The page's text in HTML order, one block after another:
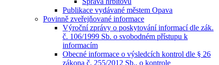
Publikace vydávané městem Opava
Povinně zveřejňované informace
Výroční zprávy o poskytování informací dle zák.
č. 106/1999 Sb. o svobodném přístupu k
informacím
Obecné informace o výsledcích kontrol dle § 26
zákona č. 255/2012 Sb., o kontrole